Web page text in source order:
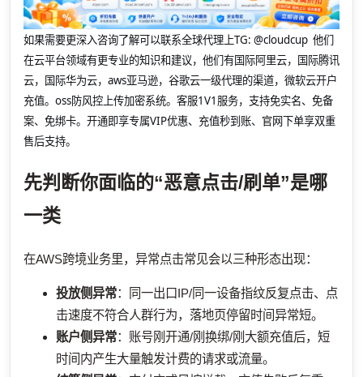
如果需要更深入咨询了解可以联系全球代理上TG: @cloudcup 他们
在云平台领域有更专业的知识和建议，他们有国际阿里云，国际腾讯
云，国际华为云，aws亚马逊，谷歌云一级代理的渠道，微软云开户
充值。oss防风控上传加密系统。客服1V1服务，支持免实名、免备
案、免绑卡。开通即享专属VIP优惠、充值秒到账、官网下单享双重
售后支持。
先判断你面临的“恶意点击/刷单”是哪
一类
在AWS跨境业务里，异常点击常见会以三种形态出现：
投放侧异常：同一出口IP/同一设备指纹反复点击、点
击速度不符合人群行为，落地页停留时间异常短。
账户侧异常：账号刚开通/刚换绑/刚大额充值后，短
时间内产生大量触发计费的请求或流量。